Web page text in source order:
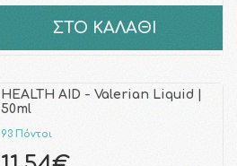
ΣΤΟ ΚΑΛΑΘΙ
HEALTH AID - Valerian Liquid |
50ml
93 Πόντοι